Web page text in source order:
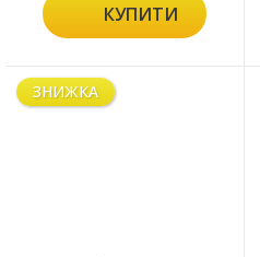
КУПИТИ
ЗНИЖКА